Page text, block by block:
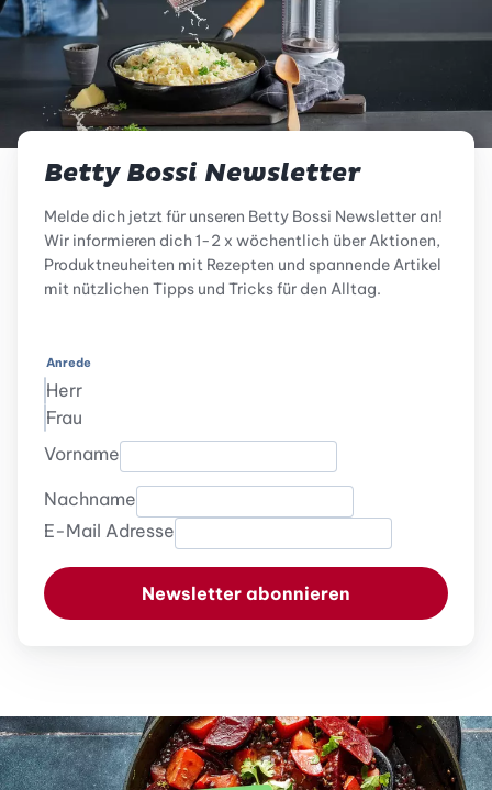
Betty Bossi Newsletter
Melde dich jetzt für unseren Betty Bossi Newsletter an!
Wir informieren dich 1-2 x wöchentlich über Aktionen,
Produktneuheiten mit Rezepten und spannende Artikel
mit nützlichen Tipps und Tricks für den Alltag.
Anrede
Herr
Frau
Vorname
Nachname
E-Mail Adresse
Newsletter abonnieren